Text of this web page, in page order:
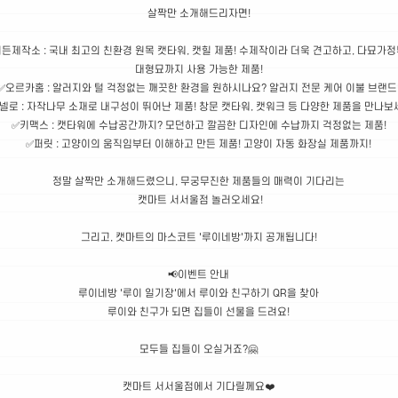
살짝만 소개해드리자면!
든제작소 : 국내 최고의 친환경 원목 캣타워, 캣힐 제품! 수제작이라 더욱 견고하고, 다묘가정
대형묘까지 사용 가능한 제품!
오르카홈 : 알러지와 털 걱정없는 깨끗한 환경을 원하시나요? 알러지 전문 케어 이불 브랜
로 : 자작나무 소재로 내구성이 뛰어난 제품! 창문 캣타워, 캣워크 등 다양한 제품을 만나보
✅키맥스 : 캣타워에 수납공간까지? 모던하고 깔끔한 디자인에 수납까지 걱정없는 제품!
✅퍼릿 : 고양이의 움직임부터 이해하고 만든 제품! 고양이 자동 화장실 제품까지!
정말 살짝만 소개해드렸으니, 무궁무진한 제품들의 매력이 기다리는
캣마트 서서울점 놀러오세요!
그리고, 캣마트의 마스코트 '루이네방'까지 공개됩니다!
📢이벤트 안내
루이네방 '루이 일기장'에서 루이와 친구하기 QR을 찾아
루이와 친구가 되면 집들이 선물을 드려요!
모두들 집들이 오실거죠?🤗
캣마트 서서울점에서 기다릴께요❤️